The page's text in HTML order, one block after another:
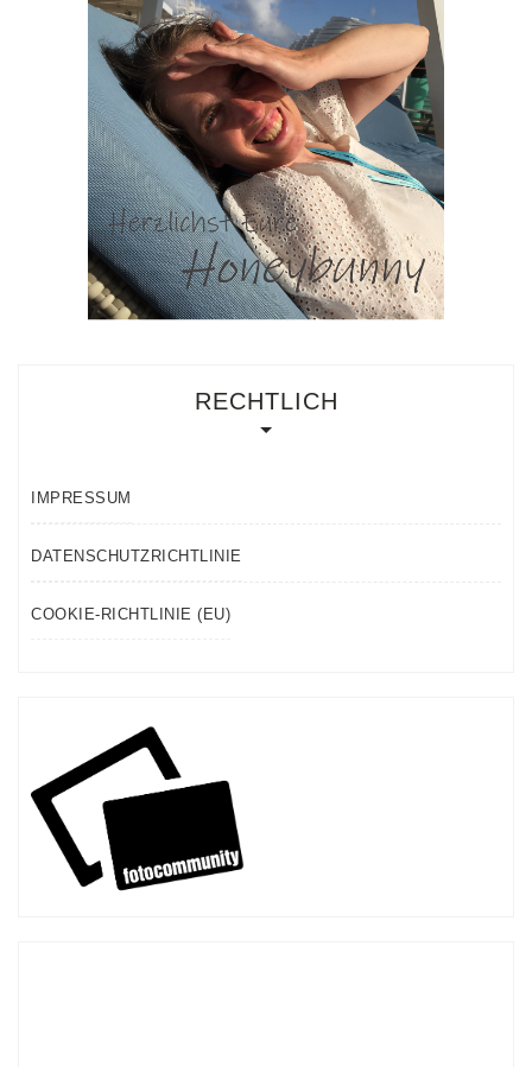
RECHTLICH
IMPRESSUM
DATENSCHUTZRICHTLINIE
COOKIE-RICHTLINIE (EU)